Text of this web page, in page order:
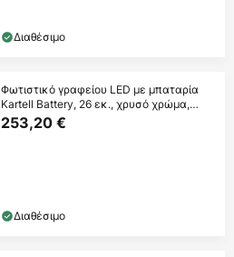
Διαθέσιμο
Φωτιστικό γραφείου LED με μπαταρία
Kartell Battery, 26 εκ., χρυσό χρώμα,
IP54
253,20 €
Διαθέσιμο